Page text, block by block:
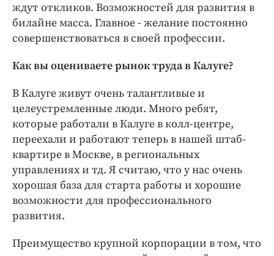
ждут откликов. Возможностей для развития в
билайне масса. Главное - желание постоянно
совершенствоваться в своей профессии.
Как вы оцениваете рынок труда в Калуге?
В Калуге живут очень талантливые и
целеустремленные люди. Много ребят,
которые работали в Калуге в колл-центре,
переехали и работают теперь в нашей штаб-
квартире в Москве, в региональных
управлениях и тд. Я считаю, что у нас очень
хорошая база для старта работы и хорошие
возможности для профессионального
развития.
Преимущество крупной корпорации в том, что